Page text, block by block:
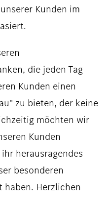
Kunden im
die jeden Tag
Kunden einen
zu bieten, der keine
möchten wir
Kunden
herausragendes
besonderen
Herzlichen